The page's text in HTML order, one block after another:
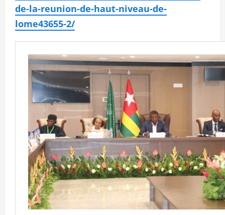
de-la-reunion-de-haut-niveau-de-
lome43655-2/